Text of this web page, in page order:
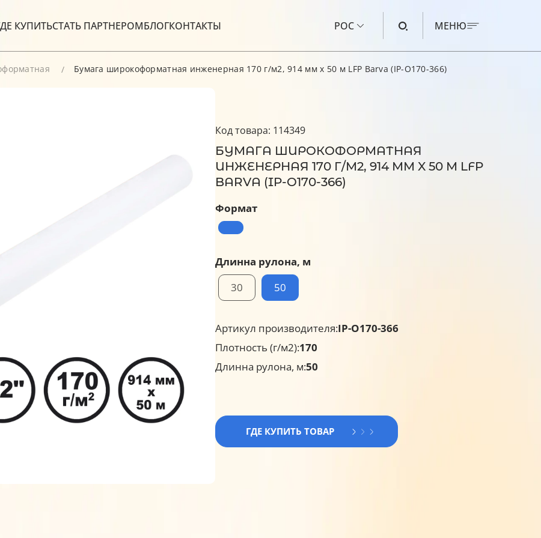
КУПИТЬСТАТЬ ПАРТНЕРОМБЛОГКОНТАКТЫ РОС МЕНЮ
ЧЕРНИЛА ДЛЯ BROTHER
ЖИДКОСТЬ ДЛЯ ПРОМЫВКИ
Бумага широкоформатная инженерная 170 г/м2, 914 мм x 50 м LFP Barva (IP-O170-366)
Код товара: 114349
БУМАГА ШИРОКОФОРМАТНАЯ
ИНЖЕНЕРНАЯ 170 Г/М2, 914 ММ X 50 М LFP
BARVA (IP-O170-366)
Формат
Длинна рулона, м
30
50
Артикул производителя:IP-O170-366
Плотность (г/м2):170
Длинна рулона, м:50
ГДЕ КУПИТЬ ТОВАР